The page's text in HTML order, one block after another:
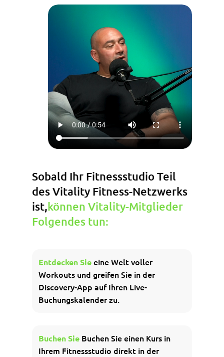
Sobald Ihr Fitnessstudio Teil
des Vitality Fitness-Netzwerks
ist,können Vitality-Mitglieder
Folgendes tun:
Entdecken Sieeine Welt voller
Workouts und greifen Sie in der
Discovery-App auf Ihren Live-
Buchungskalender zu.
Buchen Sie Buchen Sie einen Kurs in
Ihrem Fitnessstudio direkt in der